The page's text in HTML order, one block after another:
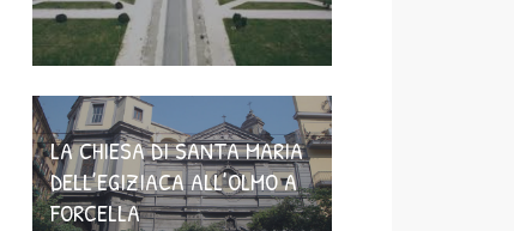
LA CHIESA DI SANTA MARIA
DELL’EGIZIACA ALL’OLMO A
FORCELLA